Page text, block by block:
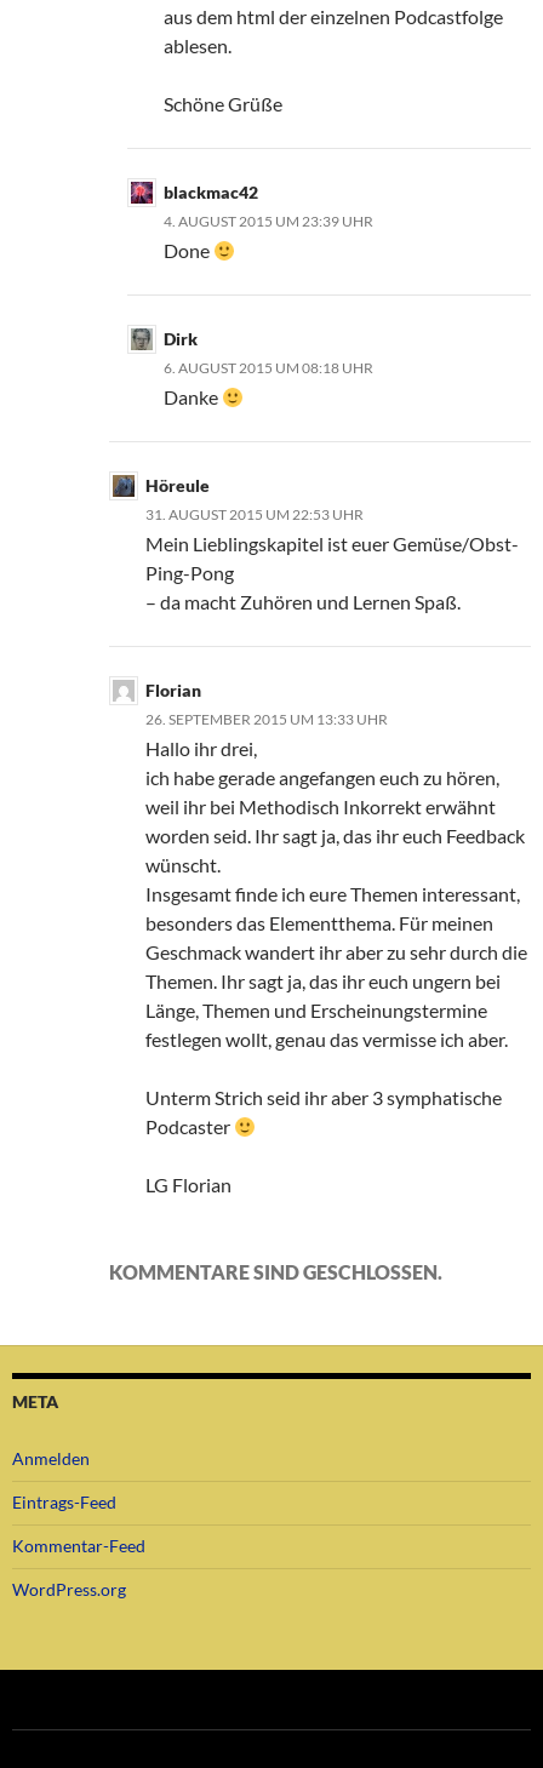
aus dem html der einzelnen Podcastfolge
ablesen.
Schöne Grüße
blackmac42
4. AUGUST 2015 UM 23:39 UHR
Done
Dirk
6. AUGUST 2015 UM 08:18 UHR
Danke
Höreule
31. AUGUST 2015 UM 22:53 UHR
Mein Lieblingskapitel ist euer Gemüse/Obst-
Ping-Pong
– da macht Zuhören und Lernen Spaß.
Florian
26. SEPTEMBER 2015 UM 13:33 UHR
Hallo ihr drei,
ich habe gerade angefangen euch zu hören,
weil ihr bei Methodisch Inkorrekt erwähnt
worden seid. Ihr sagt ja, das ihr euch Feedback
wünscht.
Insgesamt finde ich eure Themen interessant,
besonders das Elementthema. Für meinen
Geschmack wandert ihr aber zu sehr durch die
Themen. Ihr sagt ja, das ihr euch ungern bei
Länge, Themen und Erscheinungstermine
festlegen wollt, genau das vermisse ich aber.
Unterm Strich seid ihr aber 3 symphatische
Podcaster
LG Florian
KOMMENTARE SIND GESCHLOSSEN.
META
Anmelden
Eintrags-Feed
Kommentar-Feed
WordPress.org